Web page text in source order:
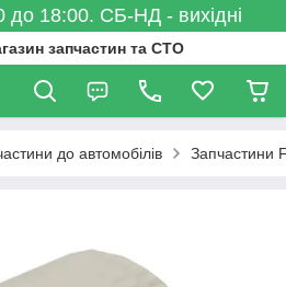
18:00. СБ-НД - вихідні
запчастин та СТО
до автомобілів Запчастини